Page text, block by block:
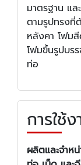
มาตรฐาน แ
ตามรูปทรงที่
หลังคา โฟม
โฟมขึ้นรูปบร
ท่อ
การใช้
ผลิตและจำห